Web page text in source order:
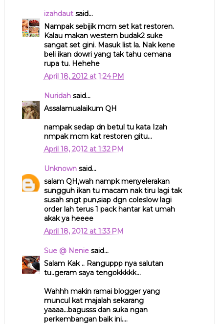
izahdautsaid...
Nampak sebijik mcm set kat restoren.
Kalau makan western budak2 suke
sangat set gini. Masuk list la. Nak kene
beli ikan dowri yang tak tahu cemana
rupa tu. Hehehe
April 18, 2012 at 1:24 PM
Nuridahsaid...
Assalamualaikum QH
nampak sedap dn betul tu kata Izah
nmpak mcm kat restoren gitu...
April 18, 2012 at 1:32 PM
Unknownsaid...
salam QH,wah nampk menyelerakan
sungguh ikan tu macam nak tiru lagi tak
susah sngt pun,siap dgn coleslow lagi
order lah terus 1 pack hantar kat umah
akak ya heeee
April 18, 2012 at 1:33 PM
Sue @ Neniesaid...
Salam Kak .. Ranguppp nya salutan
tu..geram saya tengokkkkk...
Wahhh makin ramai blogger yang
muncul kat majalah sekarang
yaaaa...bagusss dan suka ngan
perkembangan baik ini....